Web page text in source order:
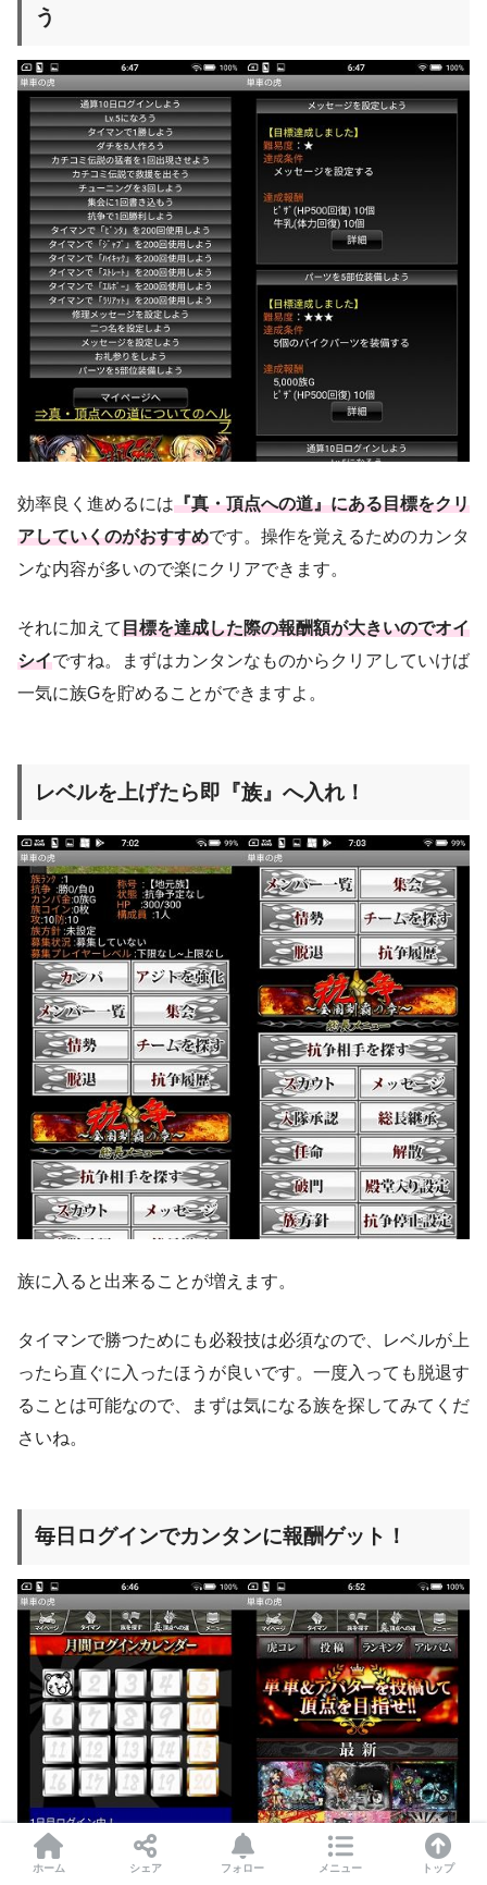
う
効率良く進めるには『真・頂点への道』にある目標をクリ
アしていくのがおすすめです。操作を覚えるためのカンタ
ンな内容が多いので楽にクリアできます。
それに加えて目標を達成した際の報酬額が大きいのでオイ
シイですね。まずはカンタンなものからクリアしていけば
一気に族Gを貯めることができますよ。
レベルを上げたら即『族』へ入れ！
族に入ると出来ることが増えます。
タイマンで勝つためにも必殺技は必須なので、レベルが上
ったら直ぐに入ったほうが良いです。一度入っても脱退す
ることは可能なので、まずは気になる族を探してみてくだ
さいね。
毎日ログインでカンタンに報酬ゲット！
ホーム シェア フォロー メニュー トップ